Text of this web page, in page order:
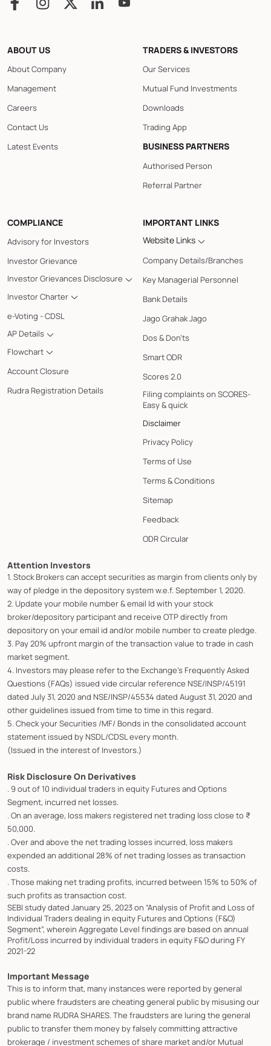
ABOUT US
About Company
Management
Careers
Contact Us
Latest Events
TRADERS & INVESTORS
Our Services
Mutual Fund Investments
Downloads
Trading App
BUSINESS PARTNERS
Authorised Person
Referral Partner
COMPLIANCE
Advisory for Investors
Investor Grievance
Investor Grievances Disclosure
Investor Charter
e-Voting - CDSL
AP Details
Flowchart
Account Closure
Rudra Registration Details
IMPORTANT LINKS
Website Links
Company Details/Branches
Key Managerial Personnel
Bank Details
Jago Grahak Jago
Dos & Don'ts
Smart ODR
Scores 2.0
Filing complaints on SCORES-
Easy & quick
Disclaimer
Privacy Policy
Terms of Use
Terms & Conditions
Sitemap
Feedback
ODR Circular
Attention Investors
1. Stock Brokers can accept securities as margin from clients only by
way of pledge in the depository system w.e.f. September 1, 2020.
2. Update your mobile number & email Id with your stock
broker/depository participant and receive OTP directly from
depository on your email id and/or mobile number to create pledge.
3. Pay 20% upfront margin of the transaction value to trade in cash
market segment.
4. Investors may please refer to the Exchange's Frequently Asked
Questions (FAQs) issued vide circular reference NSE/INSP/45191
dated July 31, 2020 and NSE/INSP/45534 dated August 31, 2020 and
other guidelines issued from time to time in this regard.
5. Check your Securities /MF/ Bonds in the consolidated account
statement issued by NSDL/CDSL every month.
(Issued in the interest of Investors.)
Risk Disclosure On Derivatives
. 9 out of 10 individual traders in equity Futures and Options
Segment, incurred net losses.
. On an average, loss makers registered net trading loss close to ₹
50,000.
. Over and above the net trading losses incurred, loss makers
expended an additional 28% of net trading losses as transaction
costs.
. Those making net trading profits, incurred between 15% to 50% of
such profits as transaction cost.
SEBI study dated January 25, 2023 on “Analysis of Profit and Loss of
Individual Traders dealing in equity Futures and Options (F&O)
Segment”, wherein Aggregate Level findings are based on annual
Profit/Loss incurred by individual traders in equity F&O during FY
2021-22
Important Message
This is to inform that, many instances were reported by general
public where fraudsters are cheating general public by misusing our
brand name RUDRA SHARES. The fraudsters are luring the general
public to transfer them money by falsely committing attractive
brokerage / investment schemes of share market and/or Mutual